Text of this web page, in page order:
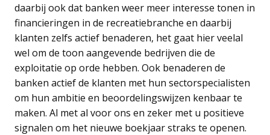
daarbij ook dat banken weer meer interesse tonen in
financieringen in de recreatiebranche en daarbij
klanten zelfs actief benaderen, het gaat hier veelal
wel om de toon aangevende bedrijven die de
exploitatie op orde hebben. Ook benaderen de
banken actief de klanten met hun sectorspecialisten
om hun ambitie en beoordelingswijzen kenbaar te
maken. Al met al voor ons en zeker met u positieve
signalen om het nieuwe boekjaar straks te openen.